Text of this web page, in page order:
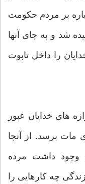
بر مردم حكومت
شد و به جای آنها
را داخل تابوت
های خدایان عبور
مات برسد. از آنجا
وجود داشت مرده
چه كارهایی را